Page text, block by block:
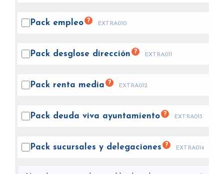
Pack empleo ? EXTRA010
Pack desglose dirección ? EXTRA011
Pack renta media ? EXTRA012
Pack deuda viva ayuntamiento ? EXTRA013
Pack sucursales y delegaciones ? EXTRA014